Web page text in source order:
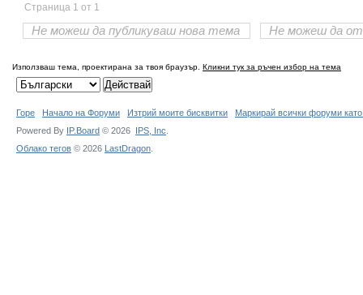
Страница 1 от 1
Не можеш да публикуваш нова тема Не можеш да
Използваш тема, проектирана за твоя браузър. Кликни тук за ръчен избор на тема
Горе Начало на Форуми Изтрий моите бисквитки
Маркирай всички форуми
Powered By IP.Board © 2026 IPS, Inc
Облако тегов © 2026 LastDragon